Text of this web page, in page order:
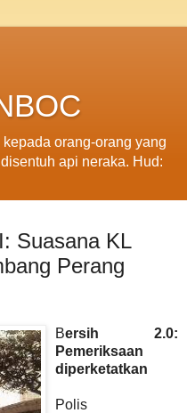
orang-orang yang
api neraka. Hud:
Suasana KL
Perang
Bersih 2.0:
Pemeriksaan
diperketatkan
Polis